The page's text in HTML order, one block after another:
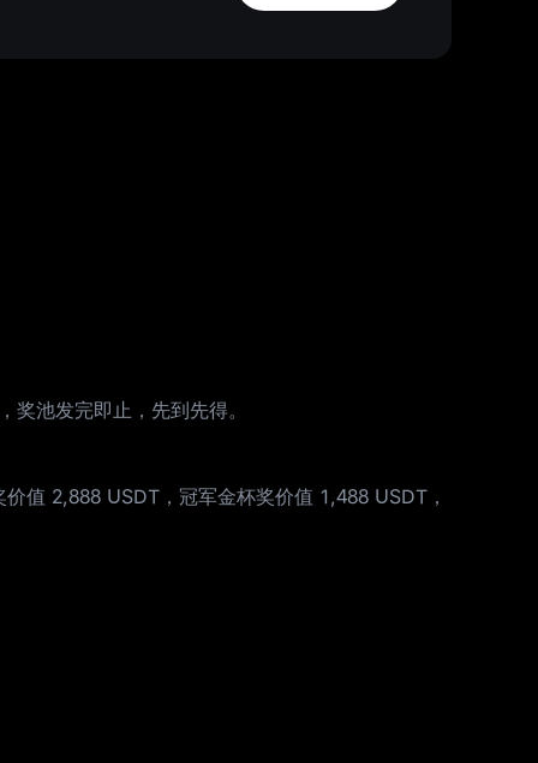
奖池发完即止，先到先得。
值 2,888 USDT，冠军金杯奖价值 1,488 USDT，